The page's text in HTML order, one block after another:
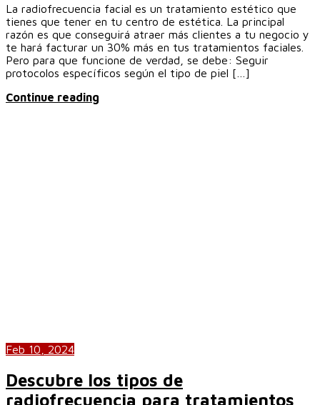
La radiofrecuencia facial es un tratamiento estético que
tienes que tener en tu centro de estética. La principal
razón es que conseguirá atraer más clientes a tu negocio y
te hará facturar un 30% más en tus tratamientos faciales.
Pero para que funcione de verdad, se debe: Seguir
protocolos específicos según el tipo de piel […]
Continue reading
Feb 10, 2024
Descubre los tipos de
radiofrecuencia para tratamientos